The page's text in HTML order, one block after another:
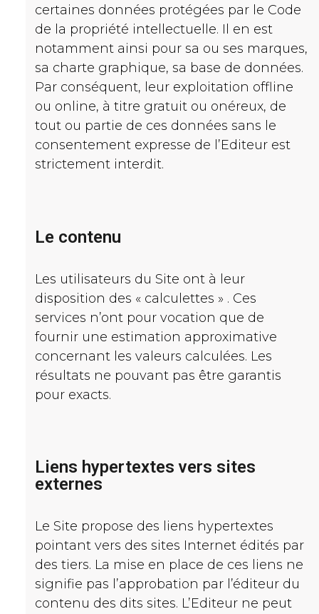
certaines données protégées par le Code
de la propriété intellectuelle. Il en est
notamment ainsi pour sa ou ses marques,
sa charte graphique, sa base de données.
Par conséquent, leur exploitation offline
ou online, à titre gratuit ou onéreux, de
tout ou partie de ces données sans le
consentement expresse de l’Editeur est
strictement interdit.
Le contenu
Les utilisateurs du Site ont à leur
disposition des « calculettes » . Ces
services n’ont pour vocation que de
fournir une estimation approximative
concernant les valeurs calculées. Les
résultats ne pouvant pas être garantis
pour exacts.
Liens hypertextes vers sites
externes
Le Site propose des liens hypertextes
pointant vers des sites Internet édités par
des tiers. La mise en place de ces liens ne
signifie pas l’approbation par l’éditeur du
contenu des dits sites. L’Editeur ne peut